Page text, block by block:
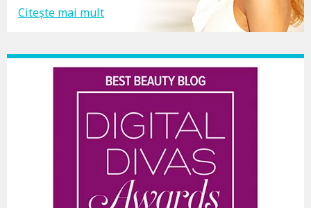
Citește mai mult